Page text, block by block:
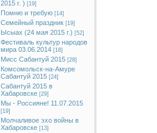
2015 г. ) [19]
Помню и требую [14]
Семейный праздник [19]
Ысыах (24 мая 2015 г.) [52]
Фестиваль культур народов
мира 03.06.2014 [18]
Мисс Сабантуй 2015 [28]
Комсомольск-на-Амуре
Сабантуй 2015 [24]
Сабантуй 2015 в
Хабаровске [29]
Мы - Россияне! 11.07.2015
[19]
Молчаливое эхо войны в
Хабаровске [13]